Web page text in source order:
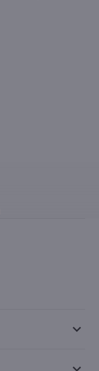
keyboard_arrow_down